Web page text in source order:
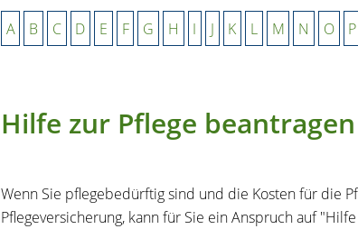
A B C D E F G H I J K L M N O P
Hilfe zur Pflege beantragen
Wenn Sie pflegebedürftig sind und die Kosten für die
Pflegeversicherung, kann für Sie ein Anspruch auf